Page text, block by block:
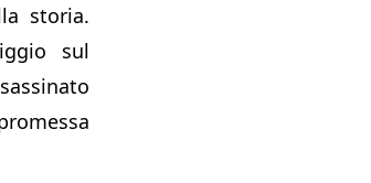
storia.
sul